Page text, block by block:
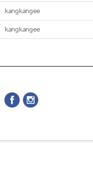
kangkangee
kangkangee